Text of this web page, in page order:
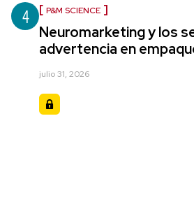
4 P&M SCIENCE
Neuromarketing y los
advertencia en
julio 31, 2026